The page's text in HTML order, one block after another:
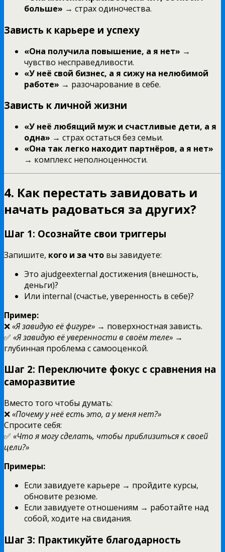
больше» → страх одиночества.
Зависть к карьере и успеху
«Она получила повышение, а я нет» →
чувство несправедливости.
«У неё свой бизнес, а я сижу на нелюбимой
работе» → разочарование в себе.
Зависть к личной жизни
«У неё любящий муж и счастливые дети, а я
одна» → страх остаться без семьи.
«Она так легко находит партнёров, а я нет»
→ комплекс неполноценности.
4. Как перестать завидовать и
начать радоваться за других?
Шаг 1: Осознайте свои триггеры
Запишите, кого и за что вы завидуете:
Это ajudgeexternal достижения (внешность,
деньги)?
Или internal (счастье, уверенность в себе)?
Пример:
❌«Я завидую её фигуре» → поверхностная зависть.
✅ «Я завидую её уверенности в своём теле» →
глубинная проблема с самооценкой.
Шаг 2: Переключите фокус с сравнения на
саморазвитие
Вместо того чтобы думать:
❌«Почему у неё есть это, а у меня нет?»
Спросите себя:
✅ «Что я могу сделать, чтобы приблизиться к своей
цели?»
Примеры:
Если завидуете карьере → пройдите курсы,
обновите резюме.
Если завидуете отношениям → работайте над
собой, ходите на свидания.
Шаг 3: Практикуйте благодарность